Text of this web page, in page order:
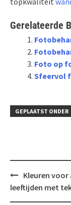
Gerelateerde
Foto op
Sfeervol
GEPLAATST ONDER
Bericht
navigatie
Kleuren voor
leeftijden met